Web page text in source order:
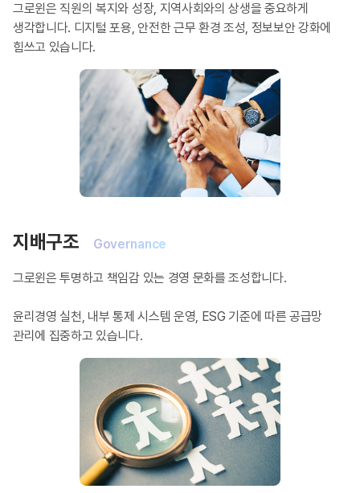
그로윈은 직원의 복지와 성장, 지역사회와의 상생을 중요하게
생각합니다. 디지털 포용, 안전한 근무 환경 조성, 정보보안 강화에
힘쓰고 있습니다.
지배구조 Governance
그로윈은 투명하고 책임감 있는 경영 문화를 조성합니다.
윤리경영 실천, 내부 통제 시스템 운영, ESG 기준에 따른 공급망
관리에 집중하고 있습니다.